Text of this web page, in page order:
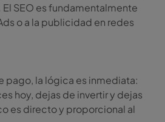
SEO es fundamentalmente
o a la publicidad en redes
pago, la lógica es inmediata:
hoy, dejas de invertir y dejas
es directo y proporcional al